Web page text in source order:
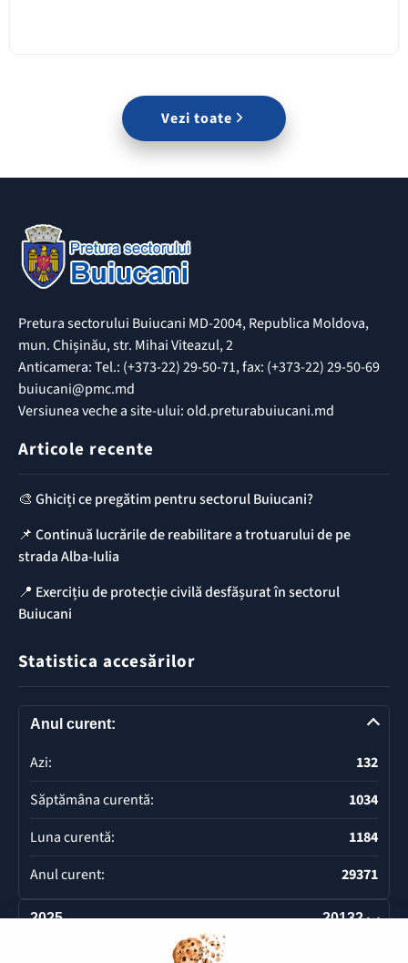
Vezi toate
Pretura sectorului Buiucani MD-2004, Republica Moldova,
mun. Chișinău, str. Mihai Viteazul, 2
Anticamera: Tel.: (+373-22) 29-50-71, fax: (+373-22) 29-50-69
buiucani@pmc.md
Versiunea veche a site-ului: old.preturabuiucani.md
Articole recente
🎨 Ghiciți ce pregătim pentru sectorul Buiucani?
📌 Continuă lucrările de reabilitare a trotuarului de pe
strada Alba-Iulia
📍 Exercițiu de protecție civilă desfășurat în sectorul
Buiucani
Statistica accesărilor
Anul curent:
Azi:
132
Săptămâna curentă:
1034
Luna curentă:
1184
Anul curent:
29371
2025 20132